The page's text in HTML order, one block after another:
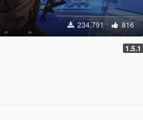
234.791 816
1.5.1